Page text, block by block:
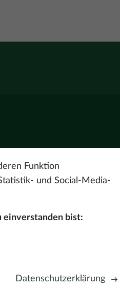
Investīciju un attīstības aģentūra
Funktion
und Social-Media-
einverstanden bist:
Datenschutzerklärung